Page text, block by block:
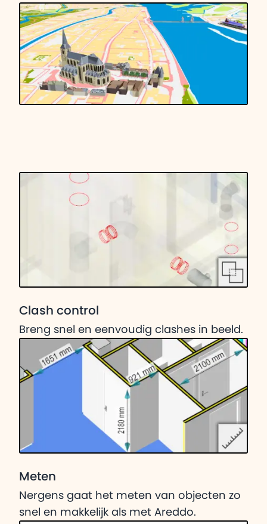
Clash control
Breng snel en eenvoudig clashes in beeld.
Meten
Nergens gaat het meten van objecten zo
snel en makkelijk als met Areddo.